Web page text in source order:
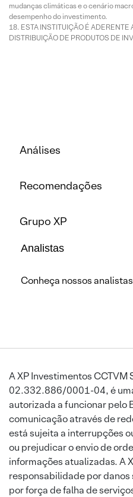
mudanças climáticas e o cenário
desempenho do investimento.
ESTA INSTITUIÇÃO É ADERENTE
DISTRIBUIÇÃO DE PRODUTOS DE
Análises
Recomendações
Grupo XP
Analistas
Conheça nossos analistas
A XP Investimentos CCTVM
02.332.886/0001-04, é
autorizada a funcionar pelo
comunicação através de
está sujeita a interrupções
ou prejudicar o envio de
informações atualizadas. A
responsabilidade por
por força de falha de